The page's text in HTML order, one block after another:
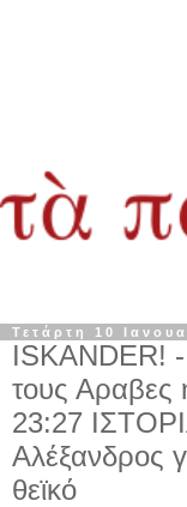
Τετάρτη 10
ISKANDER!
τους Αραβες
23:27
Αλέξανδρος
θεϊκό